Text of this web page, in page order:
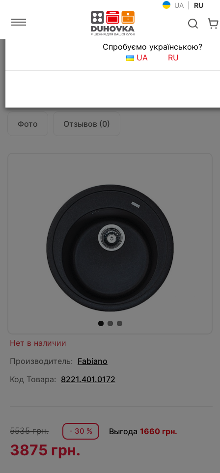
UA RU
Мойки и смесители Кухонные мойки
Кухонная мойка Fabiano Arc 51 Antracit
Фото Отзывов (0)
Язык магазина
Спробуємо українською?
UA
RU
Нет в наличии
Производитель: Fabiano
Код Товара: 8221.401.0172
5535 грн. - 30 % Выгода 1660 грн.
3875 грн.